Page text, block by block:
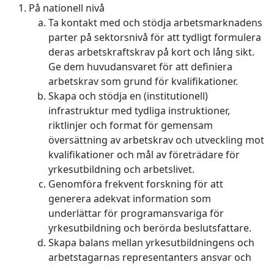
På nationell nivå
Ta kontakt med och stödja arbetsmarknadens
parter på sektorsnivå för att tydligt formulera
deras arbetskraftskrav på kort och lång sikt.
Ge dem huvudansvaret för att definiera
arbetskrav som grund för kvalifikationer.
Skapa och stödja en (institutionell)
infrastruktur med tydliga instruktioner,
riktlinjer och format för gemensam
översättning av arbetskrav och utveckling mot
kvalifikationer och mål av företrädare för
yrkesutbildning och arbetslivet.
Genomföra frekvent forskning för att
generera adekvat information som
underlättar för programansvariga för
yrkesutbildning och berörda beslutsfattare.
Skapa balans mellan yrkesutbildningens och
arbetstagarnas representanters ansvar och